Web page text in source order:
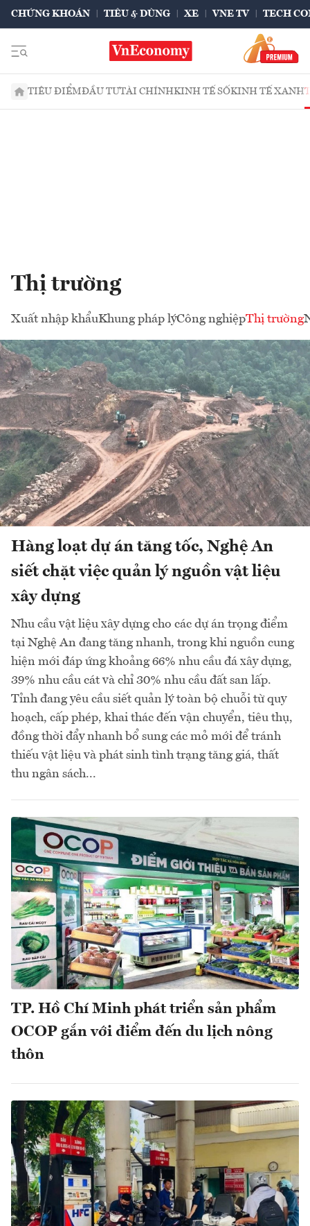
CHỨNG KHOÁN TIÊU & DÙNG XE VNE TV TECH
TIÊU ĐIỂMĐẦU TƯTÀI CHÍNHKINH TẾ SỐKINH TẾ XANH
Thị trường
Xuất nhập khẩuKhung pháp lýCông nghiệpThị trường
Hàng loạt dự án tăng tốc, Nghệ An
siết chặt việc quản lý nguồn vật liệu
xây dựng
Nhu cầu vật liệu xây dựng cho các dự án trọng điểm
tại Nghệ An đang tăng nhanh, trong khi nguồn cung
hiện mới đáp ứng khoảng 66% nhu cầu đá xây dựng,
39% nhu cầu cát và chỉ 30% nhu cầu đất san lấp.
Tỉnh đang yêu cầu siết quản lý toàn bộ chuỗi từ quy
hoạch, cấp phép, khai thác đến vận chuyển, tiêu thụ,
đồng thời đẩy nhanh bổ sung các mỏ mới để tránh
thiếu vật liệu và phát sinh tình trạng tăng giá, thất
thu ngân sách...
TP. Hồ Chí Minh phát triển sản phẩm
OCOP gắn với điểm đến du lịch nông
thôn